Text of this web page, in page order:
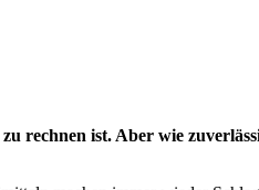
ist. Aber wie